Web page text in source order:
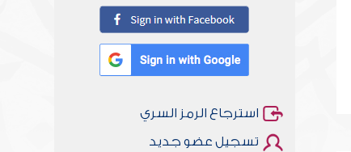
استرجاع الرمز السري
تسجيل عضو جديد